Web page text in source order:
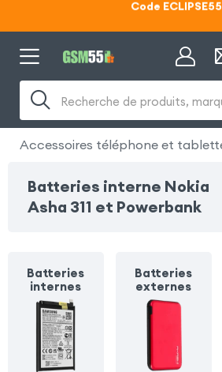
Code ECLIPSE55
Recherche de produits,
Accessoires téléphone et
Batteries interne Nokia
Asha 311 et Powerbank
Batteries
internes
Batteries
externes